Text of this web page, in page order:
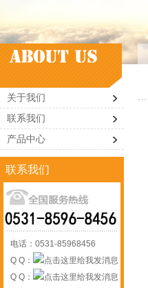
关于我们
联系我们
产品中心
联系我们
电话：0531-85968456
Q Q：
Q Q：